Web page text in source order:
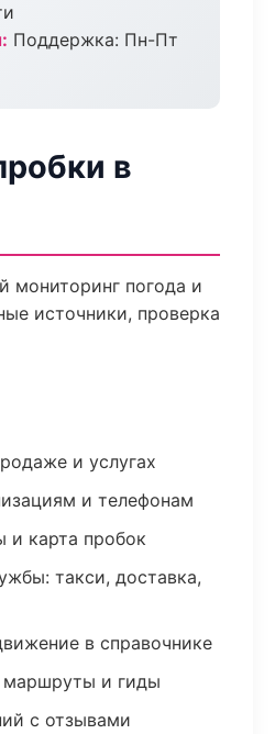
Поддержка: Пн-Пт
в
мониторинг погода и
источники, проверка
и услугах
и телефонам
и карта пробок
такси, доставка,
в справочнике
маршруты и гиды
с отзывами